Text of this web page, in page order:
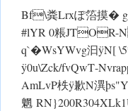
Bf\粪Lrxぽ箈摸
#lYR 0粻JTOR-
q`� WsYWv g汩
ÿ0u\Zck/
AmLvP柣 ÿ歉N潩
魍